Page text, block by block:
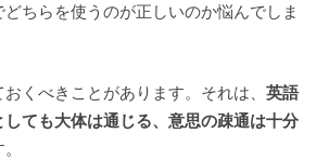
ちらを使うのが正しいのか悩んでしま
くべきことがあります。それは、 英語
ても大体は通じる、意思の疎通は十分